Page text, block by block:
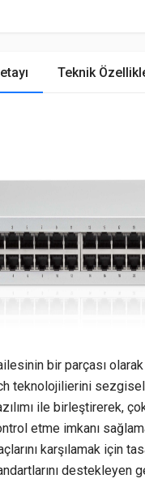
Teknik
bir parçası
teknolojilierini sezgisel
ile birleştirerek,
etme imkanı
karşılamak için
destekleyen